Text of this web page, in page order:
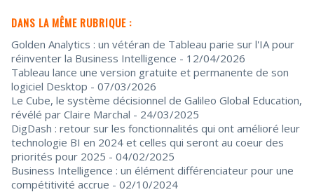
DANS LA MÊME RUBRIQUE :
Golden Analytics : un vétéran de Tableau parie sur l'IA pour
réinventer la Business Intelligence - 12/04/2026
Tableau lance une version gratuite et permanente de son
logiciel Desktop - 07/03/2026
Le Cube, le système décisionnel de Galileo Global Education,
révélé par Claire Marchal - 24/03/2025
DigDash : retour sur les fonctionnalités qui ont amélioré leur
technologie BI en 2024 et celles qui seront au coeur des
priorités pour 2025 - 04/02/2025
Business Intelligence : un élément différenciateur pour une
compétitivité accrue - 02/10/2024